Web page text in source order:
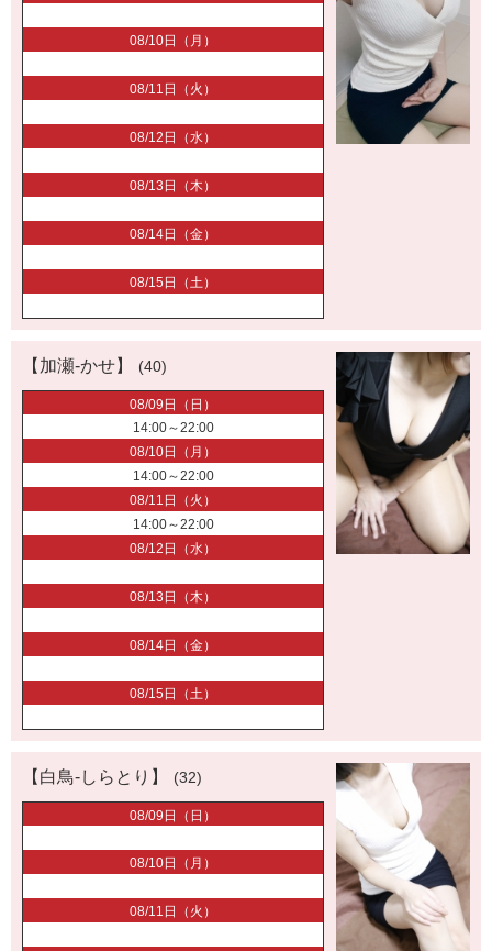
08/10日（月）
08/11日（火）
08/12日（水）
08/13日（木）
08/14日（金）
08/15日（土）
【加瀬-かせ】 (40)
08/09日（日）
14:00～22:00
08/10日（月）
14:00～22:00
08/11日（火）
14:00～22:00
08/12日（水）
08/13日（木）
08/14日（金）
08/15日（土）
【白鳥-しらとり】 (32)
08/09日（日）
08/10日（月）
08/11日（火）